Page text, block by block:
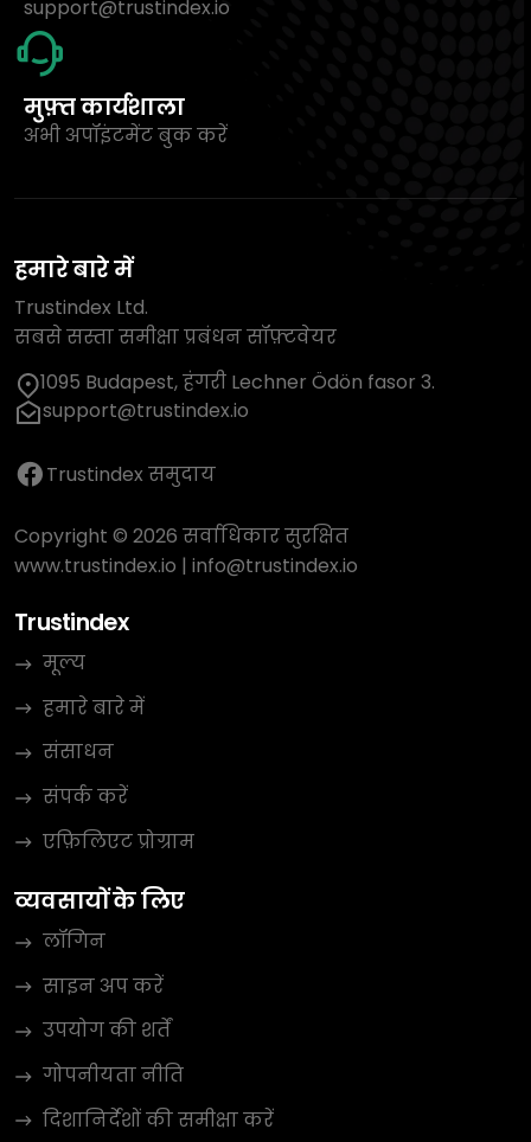
support@trustindex.io
मुफ़्त कार्यशाला
अभी अपॉइंटमेंट बुक करें
हमारे बारे में
Trustindex Ltd.
सबसे सस्ता समीक्षा प्रबंधन सॉफ़्टवेयर
1095 Budapest, हंगरी Lechner Ödön fasor 3.
support@trustindex.io
Trustindex समुदाय
Copyright © 2026 सर्वाधिकार सुरक्षित
www.trustindex.io | info@trustindex.io
Trustindex
मूल्य
हमारे बारे में
संसाधन
संपर्क करें
एफ़िलिएट प्रोग्राम
व्यवसायों के लिए
लॉगिन
साइन अप करें
उपयोग की शर्तें
गोपनीयता नीति
दिशानिर्देशों की समीक्षा करें